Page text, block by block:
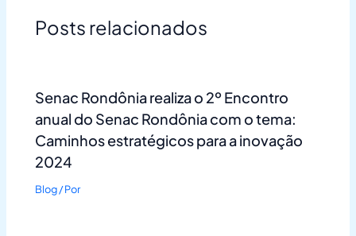
Posts relacionados
Senac Rondônia realiza o 2º Encontro
anual do Senac Rondônia com o tema:
Caminhos estratégicos para a inovação
2024
Blog/ Por